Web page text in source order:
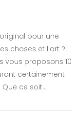
pour une
choses et l'art ?
vous proposons 10
certainement
ce soit…